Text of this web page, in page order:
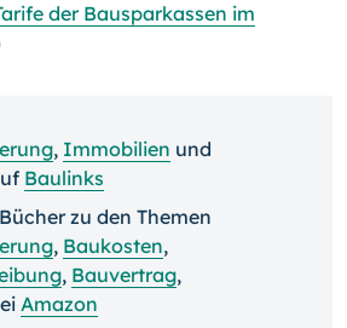
der Bausparkassen im
, Immobilien und
Baulinks
zu den Themen
, Baukosten,
, Bauvertrag,
Amazon